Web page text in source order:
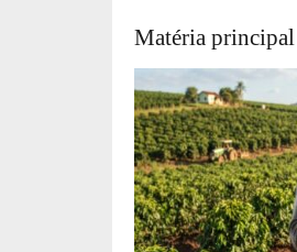
Matéria principal